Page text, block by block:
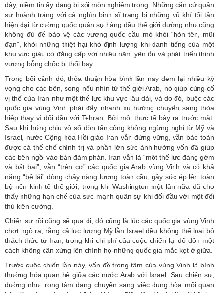
đây, niềm tin ấy đang bị xói mòn nghiêm trọng. Những căn cứ quân
sự hoành tráng với cả nghìn binh sĩ trang bị những vũ khí tối tân
hiện đại từ cường quốc quân sự hàng đầu thế giới dường như cũng
không đủ để bảo vệ các vương quốc dầu mỏ khỏi “hòn tên, mũi
đạn”, khỏi những thiệt hại khó định lượng khi danh tiếng của một
khu vực giàu có đẳng cấp với nhiều năm yên ổn và phát triển thịnh
vượng bỗng chốc bị thổi bay.
Trong bối cảnh đó, thỏa thuận hòa bình lần này đem lại nhiều kỳ
vọng cho các bên, song nếu nhìn từ thế giới Arab, nó giúp củng cố
vị thế của Iran như một thế lực khu vực lâu dài, và do đó, buộc các
quốc gia vùng Vịnh phải đẩy nhanh xu hướng chuyển sang thỏa
hiệp thay vì đối đầu với Tehran. Bởi một thực tế bày ra trước mặt:
Sau khi hứng chịu vô số đòn tấn công không ngừng nghỉ từ Mỹ và
Israel, nước Cộng hòa Hồi giáo Iran vẫn đứng vững, vẫn bảo toàn
được cả thể chế chính trị và phần lớn sức ảnh hưởng vốn đã giúp
các bên ngồi vào bàn đàm phán. Iran vẫn là “một thế lực đáng gờm
và bất bại”, vẫn “trên cơ” các quốc gia Arab vùng Vịnh và có khả
năng “bẻ lái” dòng chảy năng lượng toàn cầu, gây sức ép lên toàn
bộ nền kinh tế thế giới, trong khi Washington một lần nữa đã cho
thấy những hạn chế của sức mạnh quân sự khi đối đầu với một đối
thủ kiên cường.
Chiến sự rồi cũng sẽ qua đi, đó cũng là lúc các quốc gia vùng Vịnh
chợt ngộ ra, rằng cả lực lượng Mỹ lẫn Israel đều không thể loại bỏ
thách thức từ Iran, trong khi chi phí của cuộc chiến lại đổ dồn một
cách không cân xứng lên chính họ-những quốc gia mắc kẹt ở giữa.
Trước cuộc chiến lần này, vấn đề trọng tâm của vùng Vịnh là bình
thường hóa quan hệ giữa các nước Arab với Israel. Sau chiến sự,
dường như trọng tâm đang chuyển sang việc dung hòa mối quan